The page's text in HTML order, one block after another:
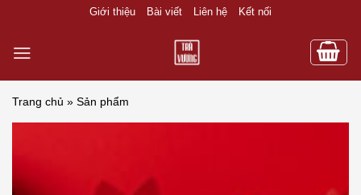
content
Giới thiệu Bài viết Liên hệ Kết nối
Trang chủ » Sản phẩm